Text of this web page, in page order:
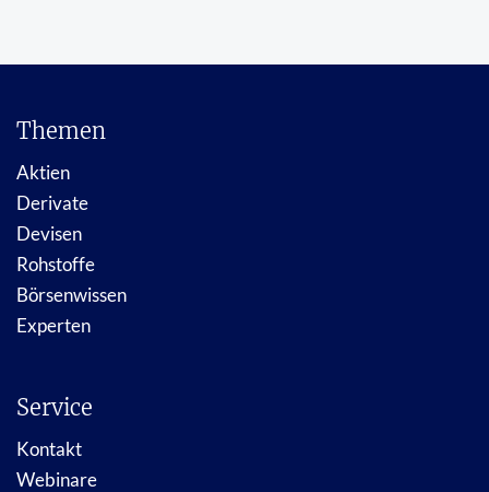
Themen
Aktien
Derivate
Devisen
Rohstoffe
Börsenwissen
Experten
Service
Kontakt
Webinare